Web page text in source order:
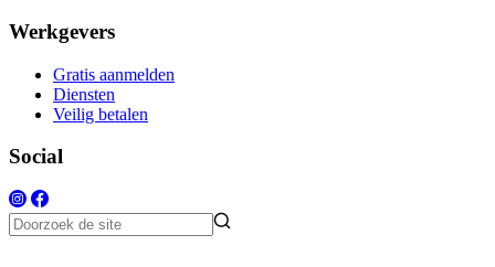
Werkgevers
Gratis aanmelden
Diensten
Veilig betalen
Social